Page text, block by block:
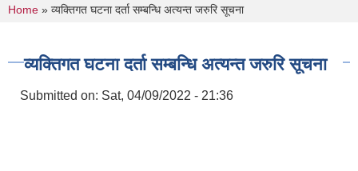
You are here
Home » व्यक्तिगत घटना दर्ता सम्बन्धि अत्यन्त जरुरि सूचना
व्यक्तिगत घटना दर्ता सम्बन्धि अत्यन्त जरुरि सूचना
Submitted on: Sat, 04/09/2022 - 21:36